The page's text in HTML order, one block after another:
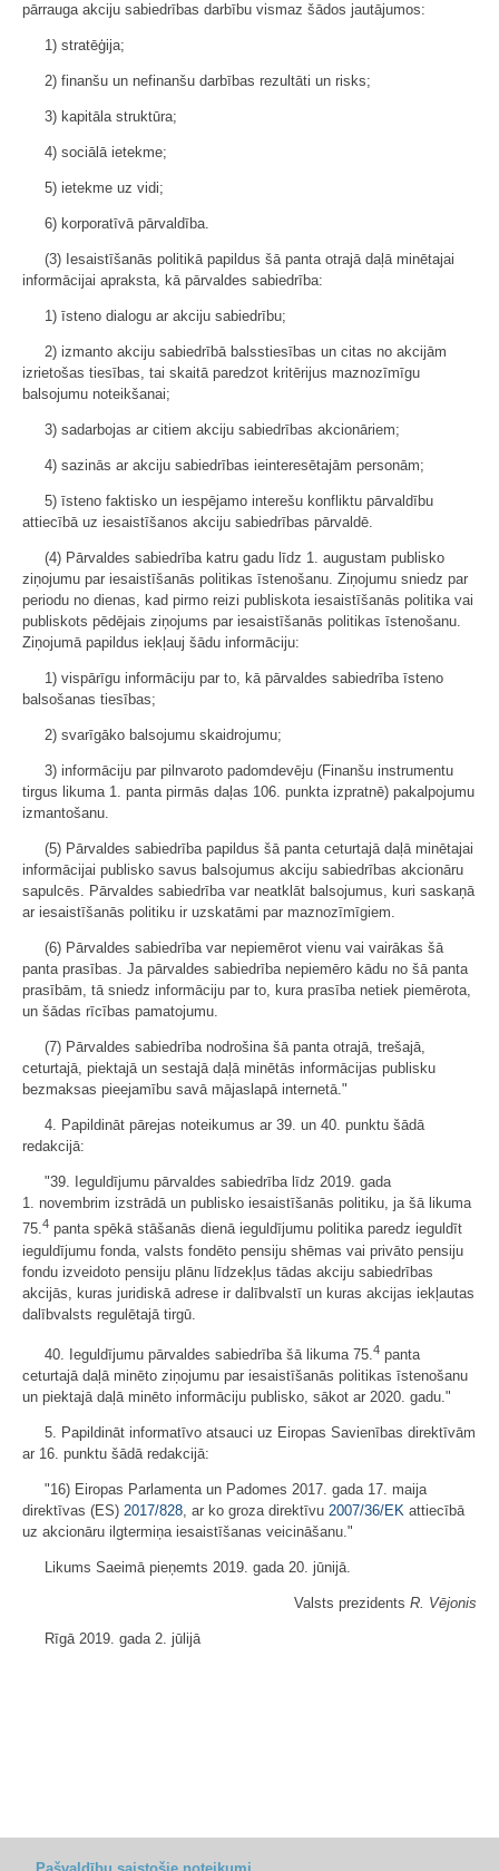
pārrauga akciju sabiedrības darbību vismaz šādos jautājumos:
1) stratēģija;
2) finanšu un nefinanšu darbības rezultāti un risks;
3) kapitāla struktūra;
4) sociālā ietekme;
5) ietekme uz vidi;
6) korporatīvā pārvaldība.
(3) Iesaistīšanās politikā papildus šā panta otrajā daļā minētajai
informācijai apraksta, kā pārvaldes sabiedrība:
1) īsteno dialogu ar akciju sabiedrību;
2) izmanto akciju sabiedrībā balsstiesības un citas no akcijām
izrietošas tiesības, tai skaitā paredzot kritērijus maznozīmīgu
balsojumu noteikšanai;
3) sadarbojas ar citiem akciju sabiedrības akcionāriem;
4) sazinās ar akciju sabiedrības ieinteresētajām personām;
5) īsteno faktisko un iespējamo interešu konfliktu pārvaldību
attiecībā uz iesaistīšanos akciju sabiedrības pārvaldē.
(4) Pārvaldes sabiedrība katru gadu līdz 1. augustam publisko
ziņojumu par iesaistīšanās politikas īstenošanu. Ziņojumu sniedz par
periodu no dienas, kad pirmo reizi publiskota iesaistīšanās politika vai
publiskots pēdējais ziņojums par iesaistīšanās politikas īstenošanu.
Ziņojumā papildus iekļauj šādu informāciju:
1) vispārīgu informāciju par to, kā pārvaldes sabiedrība īsteno
balsošanas tiesības;
2) svarīgāko balsojumu skaidrojumu;
3) informāciju par pilnvaroto padomdevēju (Finanšu instrumentu
tirgus likuma 1. panta pirmās daļas 106. punkta izpratnē) pakalpojumu
izmantošanu.
(5) Pārvaldes sabiedrība papildus šā panta ceturtajā daļā minētajai
informācijai publisko savus balsojumus akciju sabiedrības akcionāru
sapulcēs. Pārvaldes sabiedrība var neatklāt balsojumus, kuri saskaņā
ar iesaistīšanās politiku ir uzskatāmi par maznozīmīgiem.
(6) Pārvaldes sabiedrība var nepiemērot vienu vai vairākas šā
panta prasības. Ja pārvaldes sabiedrība nepiemēro kādu no šā panta
prasībām, tā sniedz informāciju par to, kura prasība netiek piemērota,
un šādas rīcības pamatojumu.
(7) Pārvaldes sabiedrība nodrošina šā panta otrajā, trešajā,
ceturtajā, piektajā un sestajā daļā minētās informācijas publisku
bezmaksas pieejamību savā mājaslapā internetā."
4. Papildināt pārejas noteikumus ar 39. un 40. punktu šādā
redakcijā:
"39. Ieguldījumu pārvaldes sabiedrība līdz 2019. gada
1. novembrim izstrādā un publisko iesaistīšanās politiku, ja šā likuma
75.4 panta spēkā stāšanās dienā ieguldījumu politika paredz ieguldīt
ieguldījumu fonda, valsts fondēto pensiju shēmas vai privāto pensiju
fondu izveidoto pensiju plānu līdzekļus tādas akciju sabiedrības
akcijās, kuras juridiskā adrese ir dalībvalstī un kuras akcijas iekļautas
dalībvalsts regulētajā tirgū.
40. Ieguldījumu pārvaldes sabiedrība šā likuma 75. 4 panta
ceturtajā daļā minēto ziņojumu par iesaistīšanās politikas īstenošanu
un piektajā daļā minēto informāciju publisko, sākot ar 2020. gadu."
5. Papildināt informatīvo atsauci uz Eiropas Savienības direktīvām
ar 16. punktu šādā redakcijā:
"16) Eiropas Parlamenta un Padomes 2017. gada 17. maija
direktīvas (ES) 2017/828 , ar ko groza direktīvu 2007/36/EK attiecībā
uz akcionāru ilgtermiņa iesaistīšanas veicināšanu."
Likums Saeimā pieņemts 2019. gada 20. jūnijā.
Valsts prezidents R. Vējonis
Rīgā 2019. gada 2. jūlijā